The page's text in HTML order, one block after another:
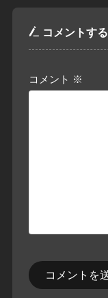
コメントする
コメント ※